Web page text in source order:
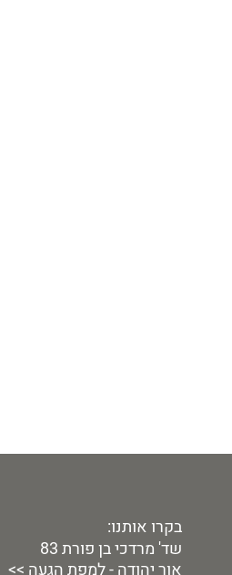
בקרו אותנו:
שד' מרדכי בן פורת 83
אור יהודה -למפת הגעה >>